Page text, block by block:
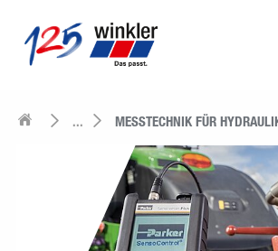
... MESSTECHNIK FÜR